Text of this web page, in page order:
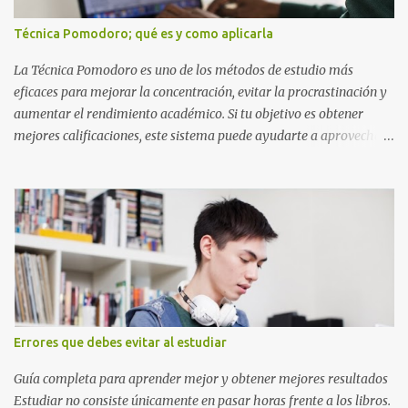
también representan elementos clave de la saga: · E de Estrella :
El ítem que nos da la invencibilidad necesaria para atravesar
cualquier obstáculo. · ...
Técnica Pomodoro; qué es y como aplicarla
La Técnica Pomodoro es uno de los métodos de estudio más
eficaces para mejorar la concentración, evitar la procrastinación y
aumentar el rendimiento académico. Si tu objetivo es obtener
mejores calificaciones, este sistema puede ayudarte a aprovechar
Técnica Pomodoro es un método de administración del tiempo
creado para mejorar la concentración y la productividad. Consiste
en dividir el estudio en bloques cortos de trabajo intenso,
separados por pequeños descansos que ayudan al cerebro a
recuperarse. A diferencia de estudiar durante horas seguidas, este
sistema aprovecha la capacidad natural del cerebro para
mantener la atención durante periodos limitados, lo que permite
aprender más en menos tiempo y recordar mejor la información.
Si alguna vez has sentido que pasas muchas horas frente a los
libros pero aprendes poco, la Técnica Pomodoro puede marcar u...
Errores que debes evitar al estudiar
Guía completa para aprender mejor y obtener mejores resultados
Estudiar no consiste únicamente en pasar horas frente a los libros.